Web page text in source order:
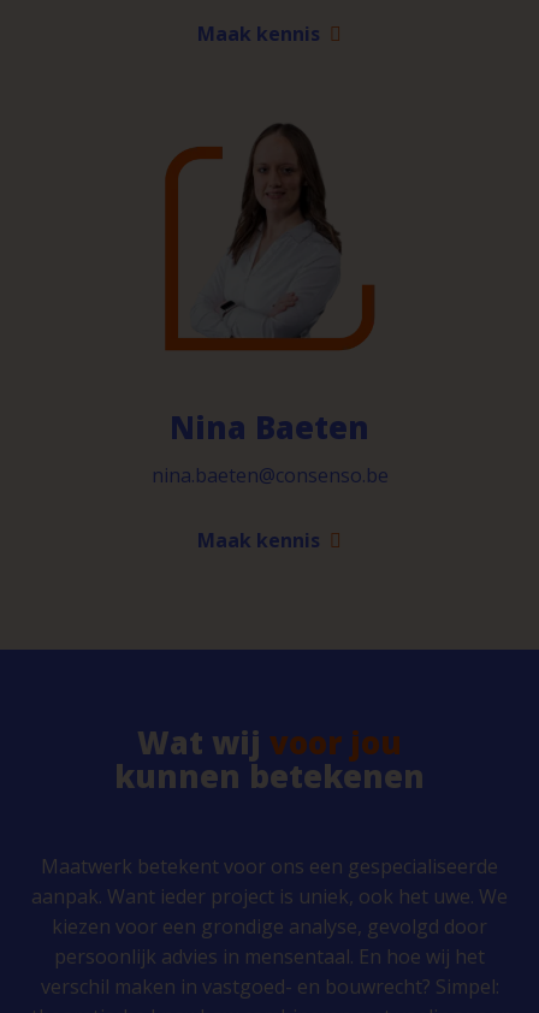
Maak kennis
Nina Baeten
nina.baeten@consenso.be
Maak kennis
Wat wij voor jou
kunnen betekenen
Maatwerk betekent voor ons een gespecialiseerde
aanpak. Want ieder project is uniek, ook het uwe. We
kiezen voor een grondige analyse, gevolgd door
persoonlijk advies in mensentaal. En hoe wij het
verschil maken in vastgoed- en bouwrecht? Simpel: